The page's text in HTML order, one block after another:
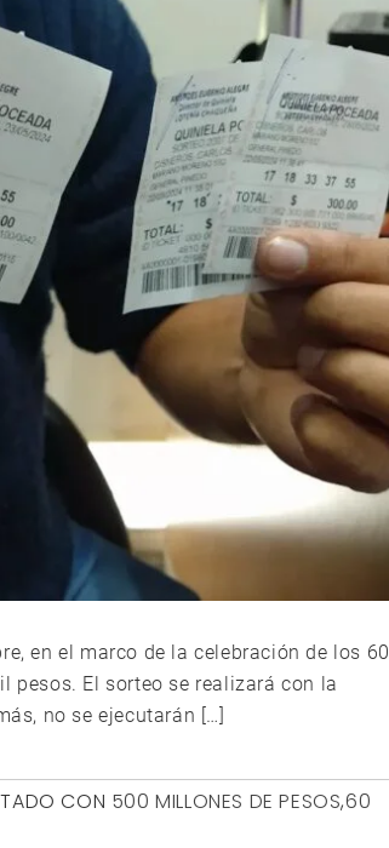
en el marco de la celebración de los 60
pesos. El sorteo se realizará con la
no se ejecutarán […]
CON 500 MILLONES DE PESOS,60